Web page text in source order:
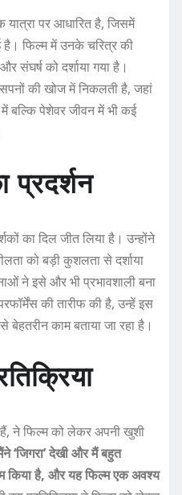
यात्रा पर आधारित है, जिसमें
है। फिल्म में उनके चरित्र की
संघर्ष को दर्शाया गया है।
की खोज में निकलती है, जहां
बल्कि पेशेवर जीवन में भी कई
का दिल जीत लिया है। उन्होंने
को बड़ी कुशलता से दर्शाया
ने इसे और भी प्रभावशाली बना
की तारीफ की है, उन्हें इस
काम बताया जा रहा है।
ने फिल्म को लेकर अपनी खुशी
‘जिगरा’ देखी और मैं बहुत
किया है, और यह फिल्म एक अवश्य